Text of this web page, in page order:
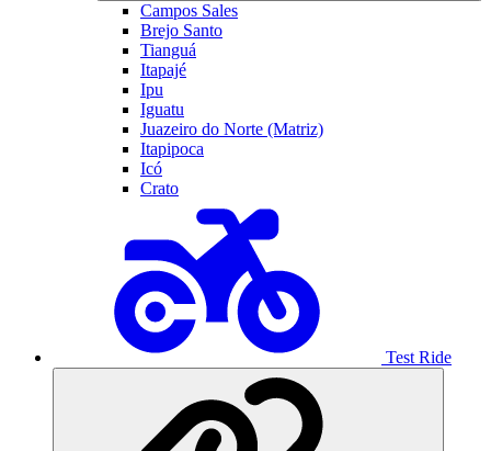
Campos Sales
Brejo Santo
Tianguá
Itapajé
Ipu
Iguatu
Juazeiro do Norte (Matriz)
Itapipoca
Icó
Crato
Test Ride